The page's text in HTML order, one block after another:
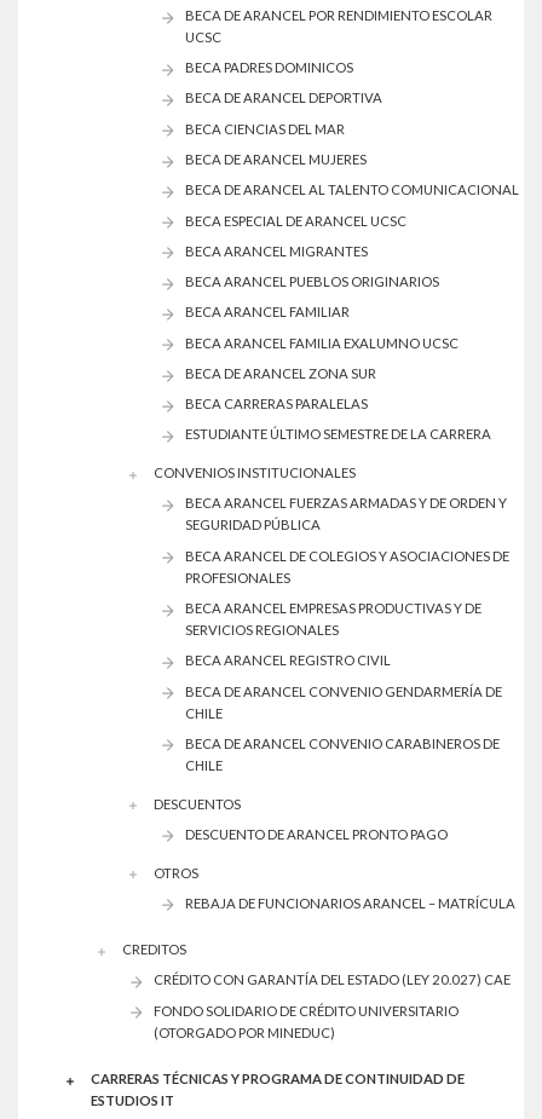
BECA DE ARANCEL POR RENDIMIENTO ESCOLAR
UCSC
BECA PADRES DOMINICOS
BECA DE ARANCEL DEPORTIVA
BECA CIENCIAS DEL MAR
BECA DE ARANCEL MUJERES
BECA DE ARANCEL AL TALENTO COMUNICACIONAL
BECA ESPECIAL DE ARANCEL UCSC
BECA ARANCEL MIGRANTES
BECA ARANCEL PUEBLOS ORIGINARIOS
BECA ARANCEL FAMILIAR
BECA ARANCEL FAMILIA EXALUMNO UCSC
BECA DE ARANCEL ZONA SUR
BECA CARRERAS PARALELAS
ESTUDIANTE ÚLTIMO SEMESTRE DE LA CARRERA
CONVENIOS INSTITUCIONALES
BECA ARANCEL FUERZAS ARMADAS Y DE ORDEN Y
SEGURIDAD PÚBLICA
BECA ARANCEL DE COLEGIOS Y ASOCIACIONES DE
PROFESIONALES
BECA ARANCEL EMPRESAS PRODUCTIVAS Y DE
SERVICIOS REGIONALES
BECA ARANCEL REGISTRO CIVIL
BECA DE ARANCEL CONVENIO GENDARMERÍA DE
CHILE
BECA DE ARANCEL CONVENIO CARABINEROS DE
CHILE
DESCUENTOS
DESCUENTO DE ARANCEL PRONTO PAGO
OTROS
REBAJA DE FUNCIONARIOS ARANCEL – MATRÍCULA
CREDITOS
CRÉDITO CON GARANTÍA DEL ESTADO (LEY 20.027) CAE
FONDO SOLIDARIO DE CRÉDITO UNIVERSITARIO
(OTORGADO POR MINEDUC)
CARRERAS TÉCNICAS Y PROGRAMA DE CONTINUIDAD DE
ESTUDIOS IT